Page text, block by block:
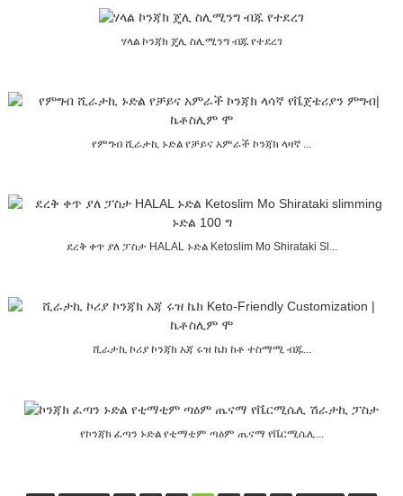
ሃላል ኮንጃክ ጄሊ ስሊሚንግ ብጁ የተደረገ
የምግብ ሺራታኪ ኑድል የቻይና አምራች ኮንጃክ ላዛኛ ...
ደረቅ ቀጥ ያለ ፓስታ HALAL ኑድል Ketoslim Mo Shirataki Sl...
ሺራታኪ ኮሪያ ኮንጃክ አጃ ሩዝ ኬክ ከቶ ተስማሚ ብጁ...
የኮንጃክ ፈጣን ኑድል የቲማቲም ጣዕም ጤናማ የቬርሚሴሊ...